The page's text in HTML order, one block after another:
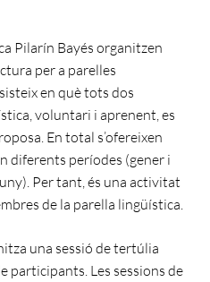
Pilarín Bayés organitzen
per a parelles
en què tots dos
voluntari i aprenent, es
En total s’ofereixen
diferents períodes (gener i
Per tant, és una activitat
de la parella lingüística.
una sessió de tertúlia
participants. Les sessions de